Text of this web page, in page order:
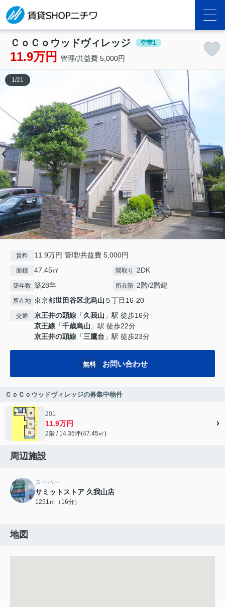
ＣｏＣｏウッドヴィレッジ 空室1
11.9万円 管理/共益費 5,000円
1 /21
賃料 11.9万円 管理/共益費 5,000円
面積 47.45㎡ 間取り 2DK
築年数 築28年 所在階 2階/2階建
所在地 東京都世田谷区北烏山 ５丁目16-20
交通 京王井の頭線 「久我山 」駅 徒歩16分
京王線 「千歳烏山 」駅 徒歩22分
京王井の頭線 「三鷹台 」駅 徒歩23分
無料 お問い合わせ
ＣｏＣｏウッドヴィレッジの募集中物件
201
11.9万円
2階 / 14.35坪(47.45㎡)
周辺施設
スーパー
サミットストア 久我山店
1251ｍ（16分）
地図